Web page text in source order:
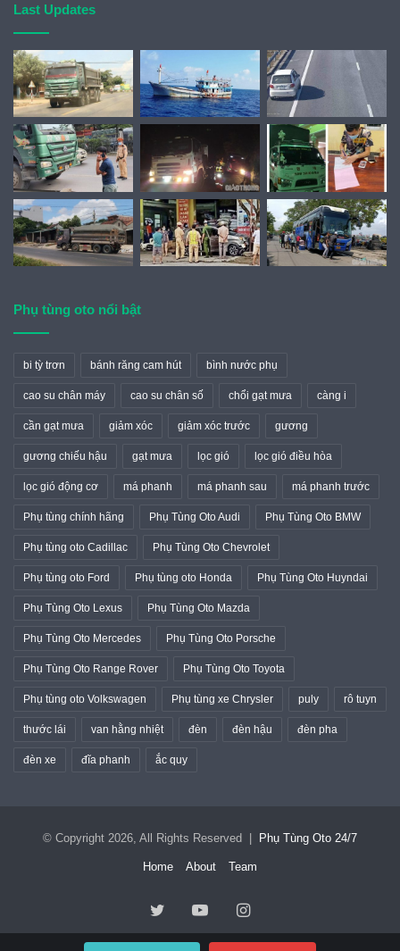
Last Updates
Phụ tùng oto nổi bật
bi tỳ trơn bánh răng cam hút bình nước phụ
cao su chân máy cao su chân số chổi gạt mưa càng i
cần gạt mưa giảm xóc giảm xóc trước gương
gương chiếu hậu gạt mưa lọc gió lọc gió điều hòa
lọc gió động cơ má phanh má phanh sau má phanh trước
Phụ tùng chính hãng Phụ Tùng Oto Audi Phụ Tùng Oto BMW
Phụ tùng oto Cadillac Phụ Tùng Oto Chevrolet
Phụ tùng oto Ford Phụ tùng oto Honda Phụ Tùng Oto Huyndai
Phụ Tùng Oto Lexus Phụ Tùng Oto Mazda
Phụ Tùng Oto Mercedes Phụ Tùng Oto Porsche
Phụ Tùng Oto Range Rover Phụ Tùng Oto Toyota
Phụ tùng oto Volkswagen Phụ tùng xe Chrysler puly rô tuyn
thước lái van hằng nhiệt đèn đèn hậu đèn pha
đèn xe đĩa phanh ắc quy
© Copyright 2026, All Rights Reserved | Phụ Tùng Oto 24/7
Home About Team
TwitterYouTubeInstagram